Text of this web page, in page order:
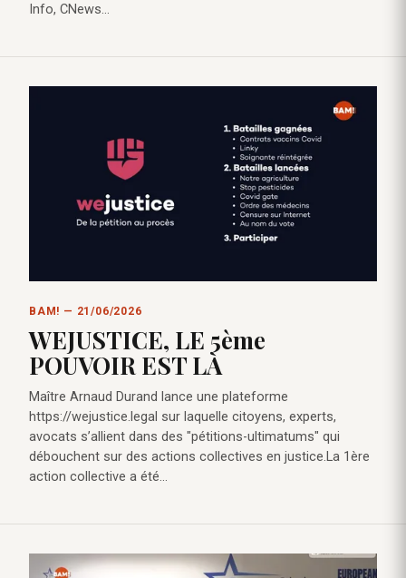
Info, CNews...
BAM! — 21/06/2026
WEJUSTICE, LE 5ème
POUVOIR EST LÀ
Maître Arnaud Durand lance une plateforme
https://wejustice.legal sur laquelle citoyens, experts,
avocats s’allient dans des "pétitions-ultimatums" qui
débouchent sur des actions collectives en justice.La 1ère
action collective a été…